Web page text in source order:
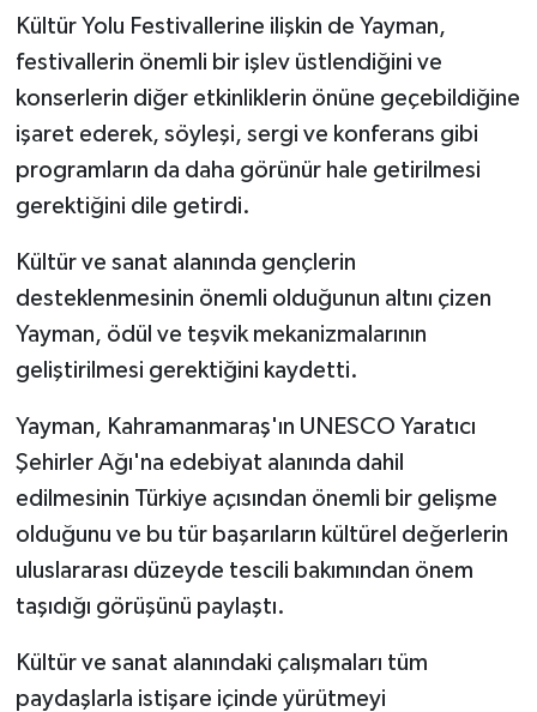
Kültür Yolu Festivallerine ilişkin de Yayman,
festivallerin önemli bir işlev üstlendiğini ve
konserlerin diğer etkinliklerin önüne geçebildiğine
işaret ederek, söyleşi, sergi ve konferans gibi
programların da daha görünür hale getirilmesi
gerektiğini dile getirdi.
Kültür ve sanat alanında gençlerin
desteklenmesinin önemli olduğunun altını çizen
Yayman, ödül ve teşvik mekanizmalarının
geliştirilmesi gerektiğini kaydetti.
Yayman, Kahramanmaraş'ın UNESCO Yaratıcı
Şehirler Ağı'na edebiyat alanında dahil
edilmesinin Türkiye açısından önemli bir gelişme
olduğunu ve bu tür başarıların kültürel değerlerin
uluslararası düzeyde tescili bakımından önem
taşıdığı görüşünü paylaştı.
Kültür ve sanat alanındaki çalışmaları tüm
paydaşlarla istişare içinde yürütmeyi